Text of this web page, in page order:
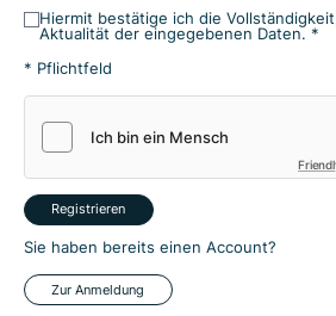
Hiermit bestätige ich die
Aktualität der eingegebenen Daten. *
* Pflichtfeld
Registrieren
Sie haben bereits einen Account?
Zur Anmeldung